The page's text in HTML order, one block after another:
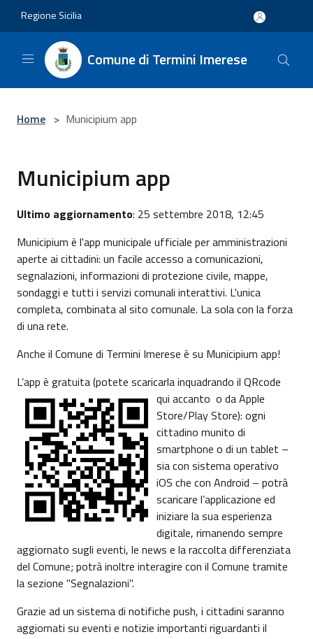
Regione Sicilia
Comune di Termini Imerese
Home > Municipium app
Municipium app
Ultimo aggiornamento: 25 settembre 2018, 12:45
Municipium è l'app municipale ufficiale per amministrazioni
aperte ai cittadini: un facile accesso a comunicazioni,
segnalazioni, informazioni di protezione civile, mappe,
sondaggi e tutti i servizi comunali interattivi. L'unica
completa, combinata al sito comunale. La sola con la forza
di una rete.
Anche il Comune di Termini Imerese è su Municipium app!
L’app è gratuita (potete scaricarla inquadrando il QRcode
qui accanto o da Apple
Store/Play Store): ogni
cittadino munito di
smartphone o di un tablet –
sia con sistema operativo
iOS che con Android – potrà
scaricare l’applicazione ed
iniziare la sua esperienza
digitale, rimanendo sempre
aggiornato sugli eventi, le news e la raccolta differenziata
del Comune; potrà inoltre interagire con il Comune tramite
la sezione "Segnalazioni".
Grazie ad un sistema di notifiche push, i cittadini saranno
aggiornati su eventi e notizie importanti riguardanti il